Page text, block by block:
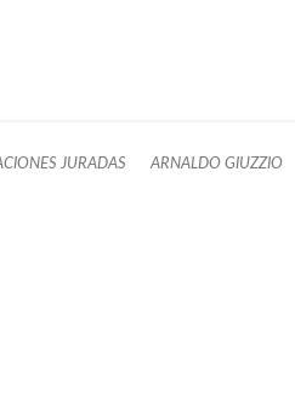
JURADAS ARNALDO GIUZZIO